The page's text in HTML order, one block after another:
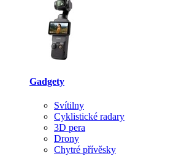
Gadgety
Svítilny
Cyklistické radary
3D pera
Drony
Chytré přívěsky